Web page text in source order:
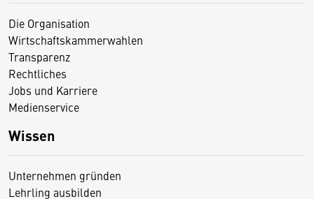
Die Organisation
Wirtschaftskammerwahlen
Transparenz
Rechtliches
Jobs und Karriere
Medienservice
Wissen
Unternehmen gründen
Lehrling ausbilden